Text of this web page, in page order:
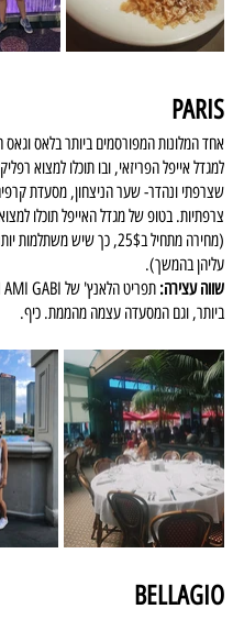
PARIS
אחד המלונות המפורסמים ביותר בלאס וגאס
למגדל אייפל הפריזאי, ובו תוכלו למצוא
שצרפתי ונהדר- שער הניצחון, מסעדת
צרפתיות. בטופ של מגדל האייפל תוכלו
(מחירה מתחיל ב25$, כך שיש
עליהן בהמשך).
שווה עצירה:
ביותר, וגם המסעדה עצמה מהממת. כיף.
BELLAGIO